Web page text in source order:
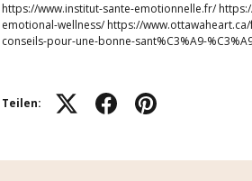
https://www.institut-sante-emotionnelle.fr/
emotional-wellness/ https://
conseils-pour-une-bonne-sant%C3%A9-
Teilen: